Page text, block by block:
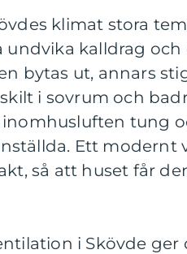
klimat stora
undvika kalldrag
bytas ut, annars
i sovrum och
tung
Ett modernt
så att huset får
i Skövde